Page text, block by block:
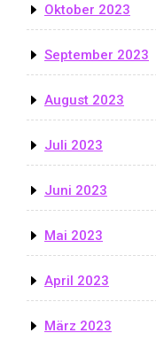
Oktober 2023
September 2023
August 2023
Juli 2023
Juni 2023
Mai 2023
April 2023
März 2023